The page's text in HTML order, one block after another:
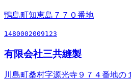
鴨島町知恵島７７０番地
1480002009123
有限会社三共縫製
川島町桑村字源光寺９７４番地の